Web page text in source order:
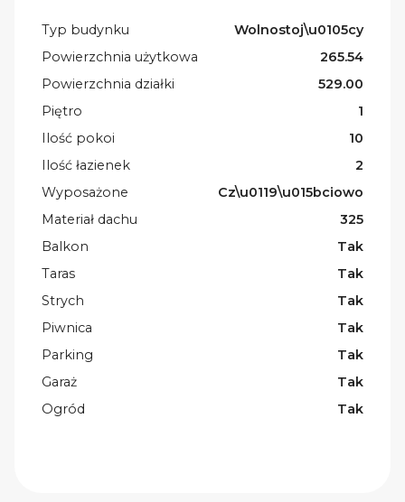
Typ budynku
Wolnostoj\u0105cy
Powierzchnia użytkowa
265.54
Powierzchnia działki
529.00
Piętro
1
Ilość pokoi
10
Ilość łazienek
2
Wyposażone
Cz\u0119\u015bciowo
Materiał dachu
325
Balkon
Tak
Taras
Tak
Strych
Tak
Piwnica
Tak
Parking
Tak
Garaż
Tak
Ogród
Tak